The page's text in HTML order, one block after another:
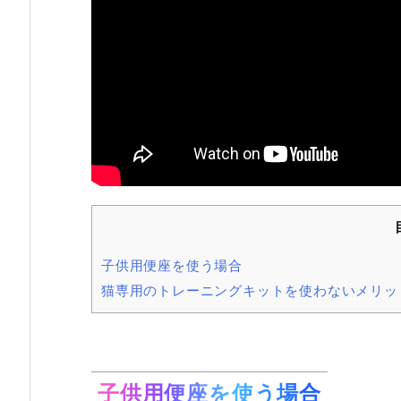
子供用便座を使う場合
猫専用のトレーニングキットを使わないメリッ
子供用便座を使う場合